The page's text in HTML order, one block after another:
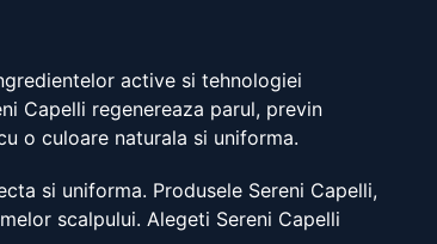
active si tehnologiei
Capelli regenereaza parul, previn
o culoare naturala si uniforma.
si uniforma. Produsele Sereni Capelli,
scalpului. Alegeti Sereni Capelli